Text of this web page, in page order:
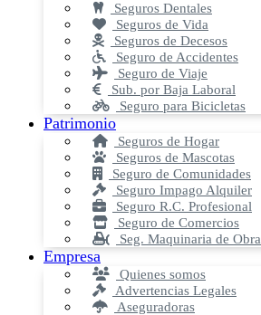
Seguros Dentales
Seguros de Vida
Seguros de Decesos
Seguro de Accidentes
Seguro de Viaje
Sub. por Baja Laboral
Seguro para Bicicletas
Patrimonio
Seguros de Hogar
Seguros de Mascotas
Seguro de Comunidades
Seguro Impago Alquiler
Seguro R.C. Profesional
Seguro de Comercios
Seg. Maquinaria de Obra
Empresa
Quienes somos
Advertencias Legales
Aseguradoras